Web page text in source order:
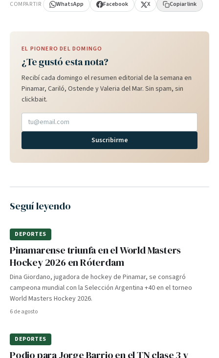
COMPARTIR WhatsApp Facebook X Copiar link
EL PIONERO DEL DOMINGO
¿Te gustó esta nota?
Recibí cada domingo el resumen editorial de la semana en
Pinamar, Cariló, Ostende y Valeria del Mar. Sin spam, sin
clickbait.
Suscribirme
Seguí leyendo
DEPORTES
Pinamarense triunfa en el World Masters
Hockey 2026 en Róterdam
Dina Giordano, jugadora de hockey de Pinamar, se consagró
campeona mundial con la Selección Argentina +40 en el torneo
World Masters Hockey 2026.
6 de agosto
DEPORTES
Podio para Jorge Barrio en el TN clase 3 y